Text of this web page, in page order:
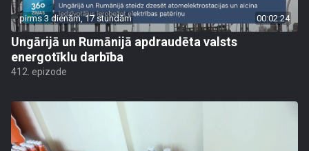
pirms 3 dienām, 17 stundām 00:02:24
Ungārijā un Rumānijā apdraudēta valsts
energotīklu darbība
412. epizode